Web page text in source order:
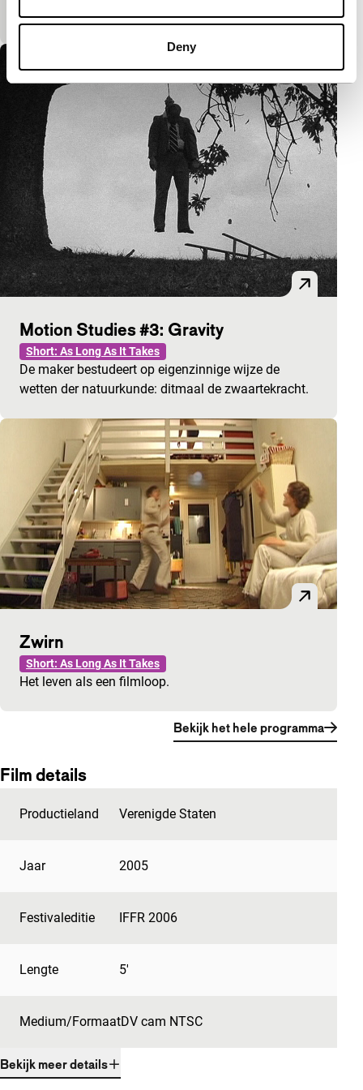
Deny
vertrekkende gondels.
Motion Studies #3: Gravity
Short: As Long As It Takes
De maker bestudeert op eigenzinnige wijze de
wetten der natuurkunde: ditmaal de zwaartekracht.
Zwirn
Short: As Long As It Takes
Het leven als een filmloop.
Bekijk het hele programma
Film details
Productieland Verenigde Staten
Jaar 2005
Festivaleditie IFFR 2006
Lengte 5'
Medium/FormaatDV cam NTSC
Bekijk meer details